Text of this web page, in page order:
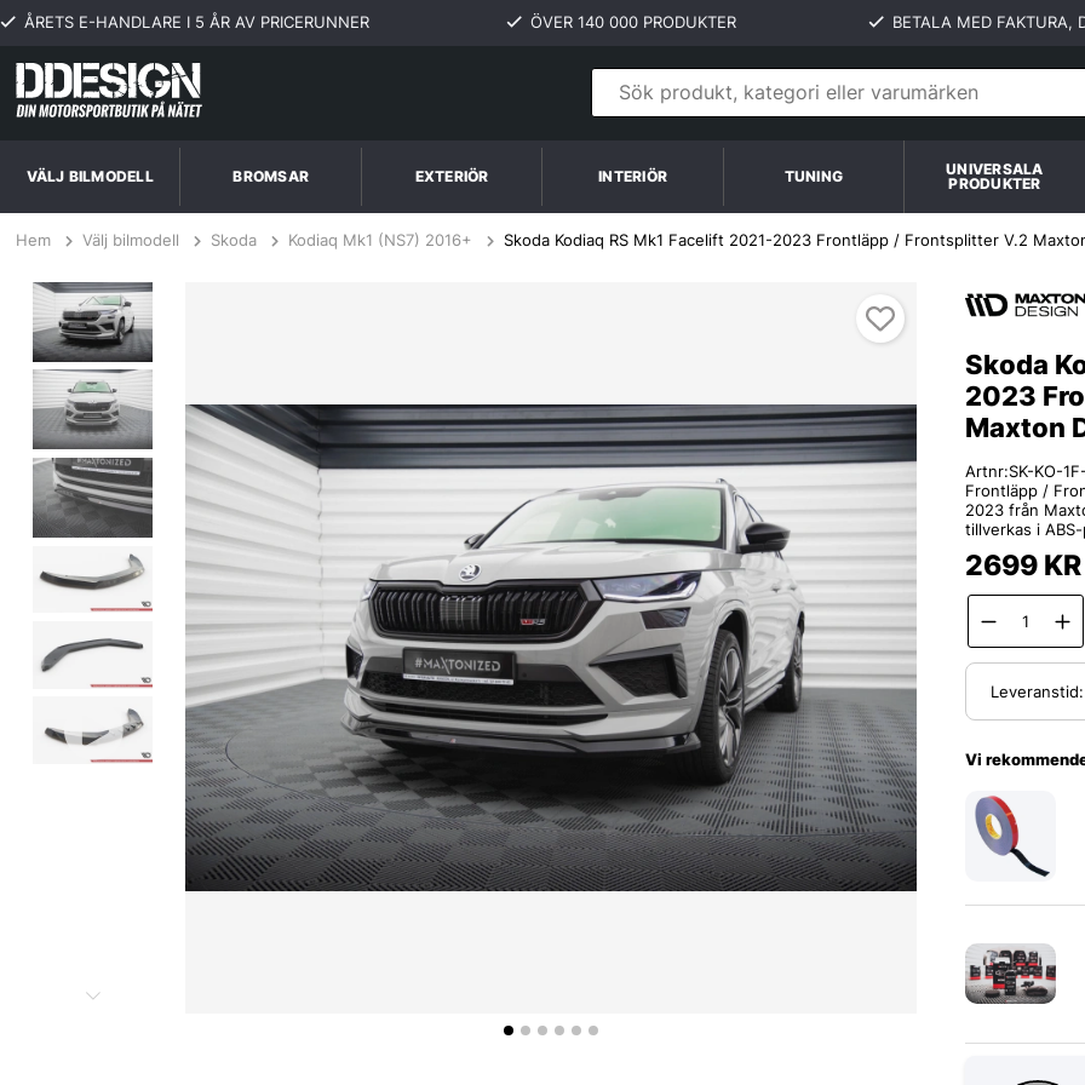
ÅRETS E-HANDLARE I 5 ÅR AV PRICERUNNER ÖVER 140 000 PRODUKTER BETALA MED FAKTURA,
VÄLJ BILMODELL BROMSAR EXTERIÖR INTERIÖR TUNING
UNIVERSALA
PRODUKTER
Hem Välj bilmodell Skoda Kodiaq Mk1 (NS7) 2016+ Skoda Kodiaq RS Mk1 Facelift 2021-2023 Frontläpp / Frontsplitter V.2
Skoda Kodiaq RS Mk1 Facelift 2021-2023 Frontläpp / Frontsplitter V.2 Maxton Design
Skoda
2023
Maxton
Artnr:SK-KO-
Frontläpp /
2023 från
tillverkas i
2699 KR
Vi